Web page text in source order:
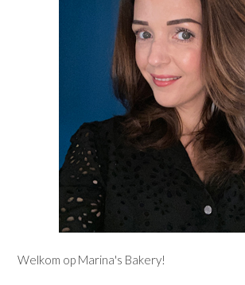
Welkom op Marina's Bakery!